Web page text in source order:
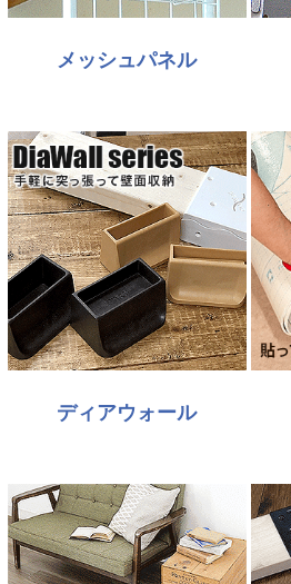
メッシュパネル
ディアウォール